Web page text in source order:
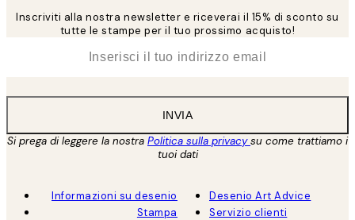
Inscriviti alla nostra newsletter e riceverai il 15% di sconto su
tutte le stampe per il tuo prossimo acquisto!
INVIA
Si prega di leggere la nostra Politica sulla privacysu come trattiamo i
tuoi dati
Informazioni su desenio
Stampa
Desenio Art Advice
Servizio clienti